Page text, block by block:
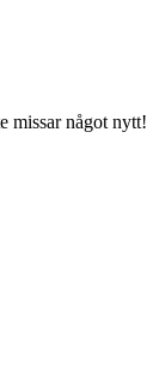
missar något nytt!